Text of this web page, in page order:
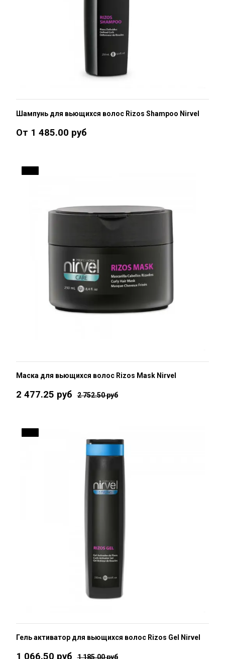
Шампунь для вьющихся волос Rizos Shampoo Nirvel
От 1 485.00 руб
Маска для вьющихся волос Rizos Mask Nirvel
2 477.25 руб 2 752.50 руб
Гель активатор для вьющихся волос Rizos Gel Nirvel
1 066.50 руб 1 185.00 руб